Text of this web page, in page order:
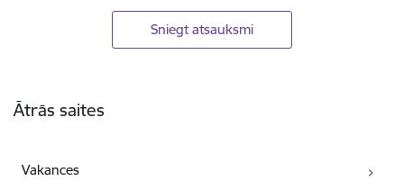
Sniegt atsauksmi
Ātrās saites
Vakances